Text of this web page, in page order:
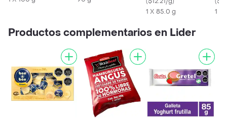
1 X 85.0 g
1 X
Productos complementarios en Lider